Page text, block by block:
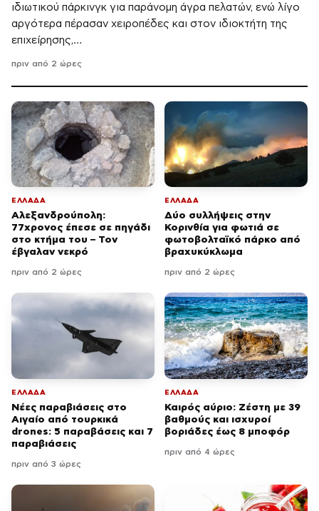
ιδιωτικού πάρκινγκ για παράνομη άγρα πελατών, ενώ λίγο
αργότερα πέρασαν χειροπέδες και στον ιδιοκτήτη της
επιχείρησης,…
πριν από 2 ώρες
ΕΛΛΑΔΑ
Αλεξανδρούπολη:
77χρονος έπεσε σε πηγάδι
στο κτήμα του – Τον
έβγαλαν νεκρό
πριν από 2 ώρες
ΕΛΛΑΔΑ
Δύο συλλήψεις στην
Κορινθία για φωτιά σε
φωτοβολταϊκό πάρκο από
βραχυκύκλωμα
πριν από 2 ώρες
ΕΛΛΑΔΑ
Νέες παραβιάσεις στο
Αιγαίο από τουρκικά
drones: 5 παραβάσεις και 7
παραβιάσεις
πριν από 3 ώρες
ΕΛΛΑΔΑ
Καιρός αύριο: Ζέστη με 39
βαθμούς και ισχυροί
βοριάδες έως 8 μποφόρ
πριν από 4 ώρες